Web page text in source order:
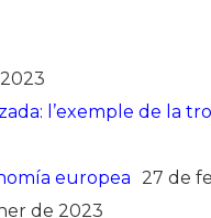
l’exemple de la
europea 27 de
de 2023